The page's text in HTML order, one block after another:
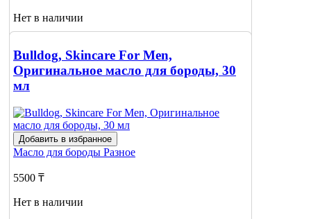
Нет в наличии
о наличии
Bulldog, Skincare For Men,
Оригинальное масло для бороды, 30
мл
Добавить в избранное
Масло для бороды Разное
5500 ₸
Нет в наличии